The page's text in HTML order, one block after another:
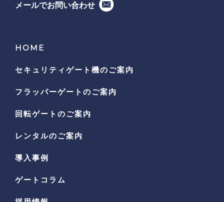
メールでお問い合わせ
HOME
セキュリティゲート機のご案内
フラッパーゲートのご案内
回転ゲートのご案内
レンタルのご案内
導入事例
ゲートコラム